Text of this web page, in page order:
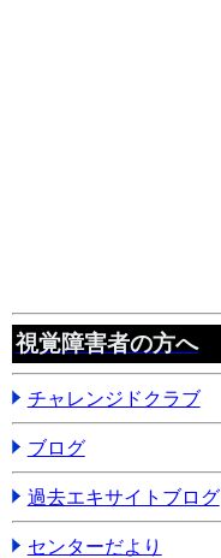
視覚障害者の方へ
チャレンジドクラブ
ブログ
過去エキサイトブログ
センターだより